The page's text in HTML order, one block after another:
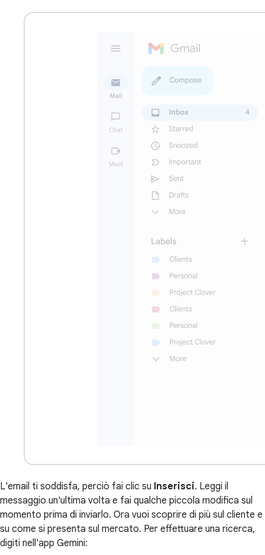
L'email ti soddisfa, perciò fai clic su Inserisci. Leggi il
messaggio un'ultima volta e fai qualche piccola modifica sul
momento prima di inviarlo. Ora vuoi scoprire di più sul cliente e
su come si presenta sul mercato. Per effettuare una ricerca,
digiti nell'app Gemini: